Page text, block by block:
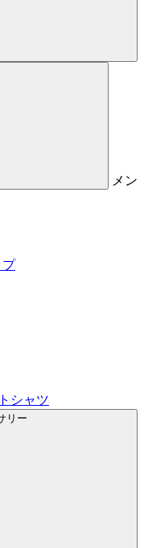
メン
プ
シャツ
リー